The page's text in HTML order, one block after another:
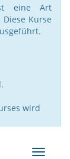
eine Art
Kurse
wird